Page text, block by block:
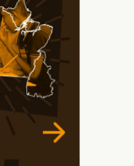
Escolar de 2019